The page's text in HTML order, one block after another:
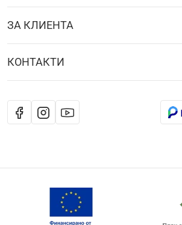
ЗА КЛИЕНТА
КОНТАКТИ